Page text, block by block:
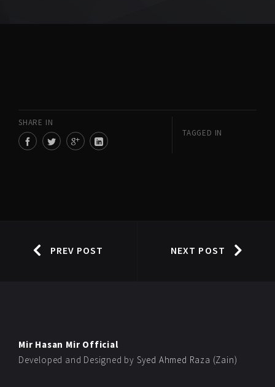
SHARE IN
TAGGED IN
PREV POST NEXT POST
Mir Hasan Mir Official
Developed and Designed by Syed Ahmed Raza (Zain)